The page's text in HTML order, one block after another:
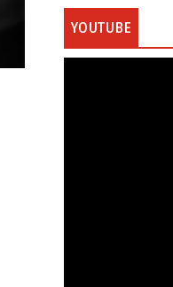
YOUTUBE